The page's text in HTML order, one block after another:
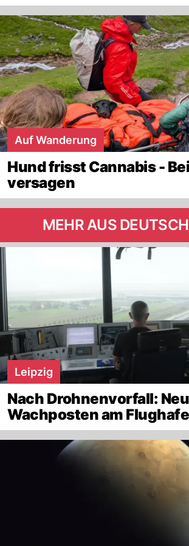
Auf Wanderung
Hund frisst Cannabis -
versagen
MEHR AUS
Leipzig
Nach Drohnenvorfall:
Wachposten am